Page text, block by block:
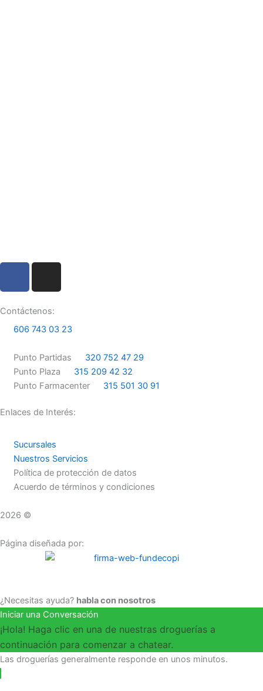
e
b
o
k
t
a
r
a
m
Contáctenos:
606 743 03 23
Punto Partidas
320 752 47 29
Punto Plaza
315 209 42 32
Punto Farmacenter
315 501 30 91
Enlaces de Interés:
Sucursales
Nuestros Servicios
Política de protección de datos
Acuerdo de términos y condiciones
2026 ©
Página diseñada por:
¿Necesitas ayuda? habla con nosotros
Iniciar una Conversación
¡Hola! Haga clic en una de nuestras droguerías a
continuación para comenzar a chatear.
Las droguerías generalmente responde en unos minutos.